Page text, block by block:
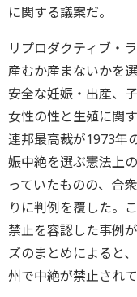
に関する議案だ。
リプロダクティブ・
産むか産まないかを
安全な妊娠・出産、
女性の性と生殖に関
連邦最高裁が1973年
娠中絶を選ぶ憲法上
っていたものの、合
りに判例を覆した。
禁止を容認した事例
ズのまとめによると
州で中絶が禁止されて